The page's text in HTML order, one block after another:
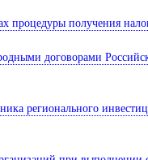
процедуры получения
договорами
регионального